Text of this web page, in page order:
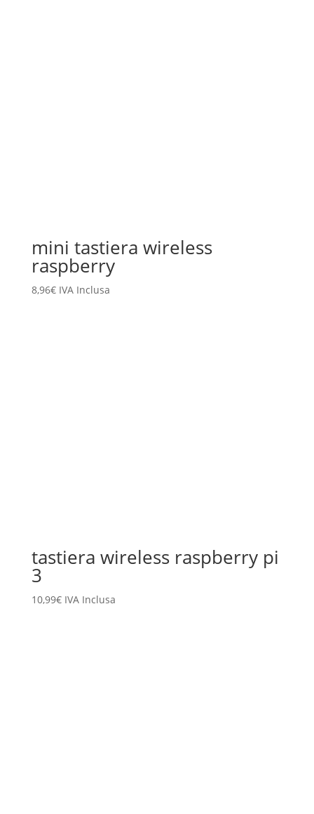
mini tastiera wireless
raspberry
8,96€ IVA Inclusa
tastiera wireless raspberry pi
3
10,99€ IVA Inclusa